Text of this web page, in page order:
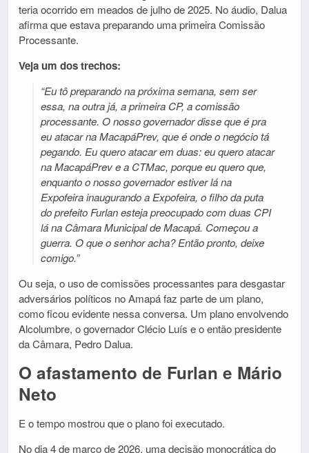
teria ocorrido em meados de julho de 2025. No áudio, Dalua
afirma que estava preparando uma primeira Comissão
Processante.
Veja um dos trechos:
“Eu tô preparando na próxima semana, sem ser
essa, na outra já, a primeira CP, a comissão
processante. O nosso governador disse que é pra
eu atacar na MacapáPrev, que é onde o negócio tá
pegando. Eu quero atacar em duas: eu quero atacar
na MacapáPrev e a CTMac, porque eu quero que,
enquanto o nosso governador estiver lá na
Expofeira inaugurando a Expofeira, o filho da puta
do prefeito Furlan esteja preocupado com duas CPI
lá na Câmara Municipal de Macapá. Começou a
guerra. O que o senhor acha? Então pronto, deixe
comigo.”
Ou seja, o uso de comissões processantes para desgastar
adversários políticos no Amapá faz parte de um plano,
como ficou evidente nessa conversa. Um plano envolvendo
Alcolumbre, o governador Clécio Luís e o então presidente
da Câmara, Pedro Dalua.
O afastamento de Furlan e Mário
Neto
E o tempo mostrou que o plano foi executado.
No dia 4 de março de 2026, uma decisão monocrática do